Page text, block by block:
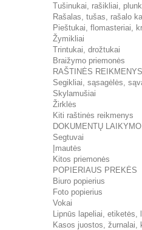
Tušinukai, rašikliai,
Rašalas, tušas, rašalo
Pieštukai, flomasteriai,
Žymikliai
Trintukai, drožtukai
Braižymo priemonės
RAŠTINĖS REIKMENYS
Segikliai, sąsagėlės,
Skylamušiai
Žirklės
Kiti raštinės reikmenys
DOKUMENTŲ
Segtuvai
Įmautės
Kitos priemonės
POPIERIAUS PREKĖS
Biuro popierius
Foto popierius
Vokai
Lipnūs lapeliai, etiketės,
Kasos juostos, žurnalai,